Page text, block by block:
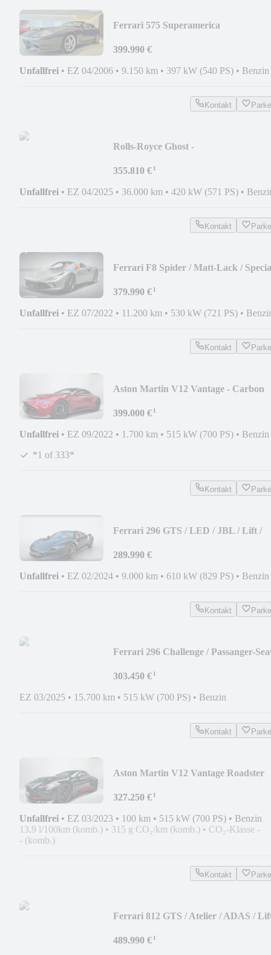
Ferrari 575 Superamerica
399.990 €
Unfallfrei • EZ 04/2006 • 9.150 km • 397 kW (540 PS) • Benzin
Kontakt
Rolls-Royce Ghost -
355.810 €¹
Unfallfrei • EZ 04/2025 • 36.000 km • 420 kW (571 PS) •
Kontakt
Ferrari F8 Spider / Matt-Lack /
379.990 €¹
Unfallfrei • EZ 07/2022 • 11.200 km • 530 kW (721 PS) •
Kontakt
Aston Martin V12 Vantage - Carbon
399.000 €¹
Unfallfrei • EZ 09/2022 • 1.700 km • 515 kW (700 PS) • Benzin
*1 of 333*
Kontakt
Ferrari 296 GTS / LED / JBL / Lift /
289.990 €
Unfallfrei • EZ 02/2024 • 9.000 km • 610 kW (829 PS) • Benzin
Kontakt
Ferrari 296 Challenge / Passanger-
303.450 €¹
EZ 03/2025 • 15.700 km • 515 kW (700 PS) • Benzin
Kontakt
Aston Martin V12 Vantage Roadster
327.250 €¹
Unfallfrei • EZ 03/2023 • 100 km • 515 kW (700 PS) • Benzin
13,9 l/100km (komb.) • 315 g CO₂/km (komb.) • CO₂-Klasse -
- (komb.)
Kontakt
Ferrari 812 GTS / Atelier / ADAS /
489.990 €¹